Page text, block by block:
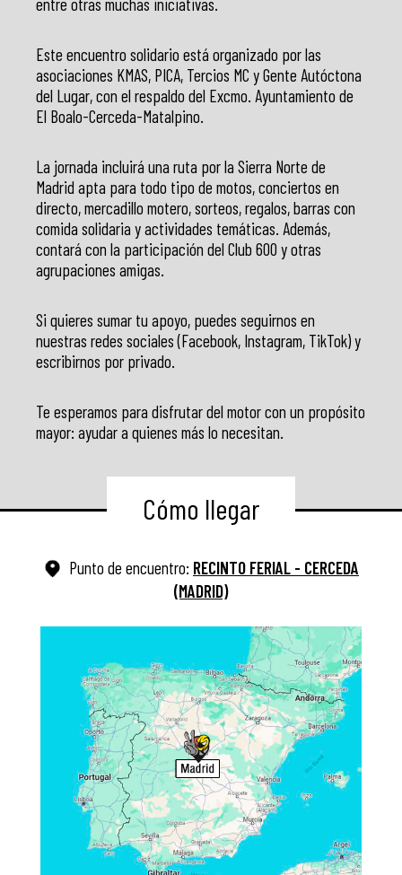
Este encuentro solidario está organizado por las
asociaciones KMAS, PICA, Tercios MC y Gente Autóctona
del Lugar, con el respaldo del Excmo. Ayuntamiento de
El Boalo-Cerceda-Matalpino.
La jornada incluirá una ruta por la Sierra Norte de
Madrid apta para todo tipo de motos, conciertos en
directo, mercadillo motero, sorteos, regalos, barras con
comida solidaria y actividades temáticas. Además,
contará con la participación del Club 600 y otras
agrupaciones amigas.
Si quieres sumar tu apoyo, puedes seguirnos en
nuestras redes sociales (Facebook, Instagram, TikTok) y
escribirnos por privado.
Te esperamos para disfrutar del motor con un propósito
mayor: ayudar a quienes más lo necesitan.
Cómo llegar
Punto de encuentro: RECINTO FERIAL - CERCEDA
(MADRID)